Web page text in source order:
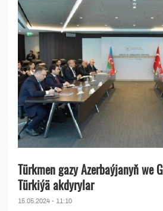
Türkmen gazy Azerbaýjanyň we
Türkiýä akdyrylar
15.05.2024 - 11:10